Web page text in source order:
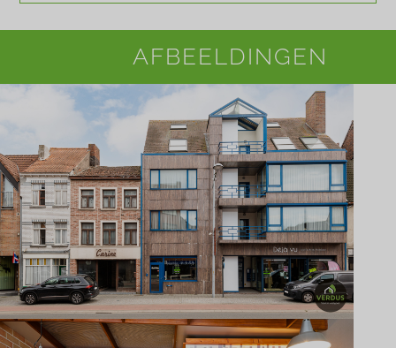
AFBEELDINGEN